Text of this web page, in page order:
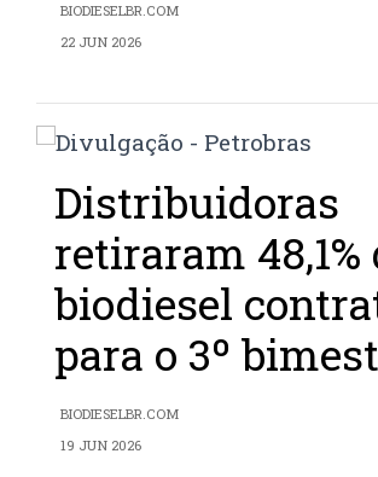
BIODIESELBR.COM
22 JUN 2026
Distribuidoras
retiraram 48,1%
biodiesel
para o 3º
BIODIESELBR.COM
19 JUN 2026